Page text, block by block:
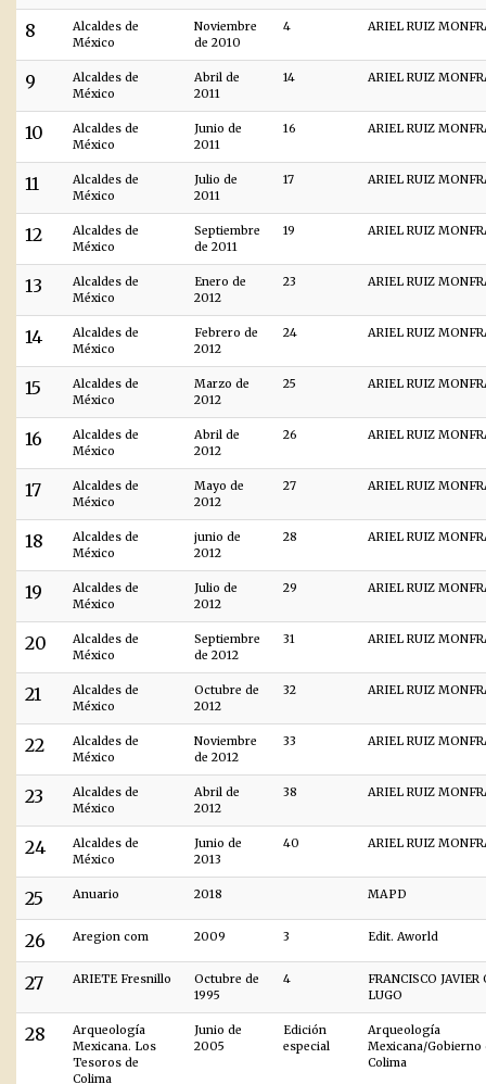
8
Alcaldes de
México
Noviembre
de 2010
4 ARIEL RUIZ
9
Alcaldes de
México
Abril de
2011
14 ARIEL RUIZ
10
Alcaldes de
México
Junio de
2011
16 ARIEL RUIZ
11
Alcaldes de
México
Julio de
2011
17 ARIEL RUIZ
12
Alcaldes de
México
Septiembre
de 2011
19 ARIEL RUIZ
13
Alcaldes de
México
Enero de
2012
23 ARIEL RUIZ
14
Alcaldes de
México
Febrero de
2012
24 ARIEL RUIZ
15
Alcaldes de
México
Marzo de
2012
25 ARIEL RUIZ
16
Alcaldes de
México
Abril de
2012
26 ARIEL RUIZ
17
Alcaldes de
México
Mayo de
2012
27 ARIEL RUIZ
18
Alcaldes de
México
junio de
2012
28 ARIEL RUIZ
19
Alcaldes de
México
Julio de
2012
29 ARIEL RUIZ
20
Alcaldes de
México
Septiembre
de 2012
31 ARIEL RUIZ
21
Alcaldes de
México
Octubre de
2012
32 ARIEL RUIZ
22
Alcaldes de
México
Noviembre
de 2012
33 ARIEL RUIZ
23
Alcaldes de
México
Abril de
2012
38 ARIEL RUIZ
24
Alcaldes de
México
Junio de
2013
40 ARIEL RUIZ
25 Anuario 2018 MAPD
26 Aregion com 2009 3 Edit. Aworld
27 ARIETE Fresnillo
Octubre de
1995
4
FRANCISCO JAVIER
LUGO
28
Arqueología
Mexicana. Los
Tesoros de
Colima
Junio de
2005
Edición
especial
Arqueología
Mexicana/Gobierno
Colima